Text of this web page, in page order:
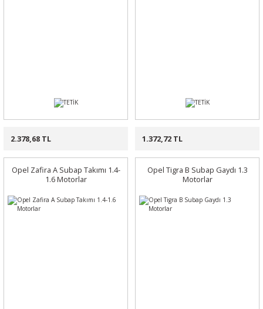
2.378,68 TL 1.372,72 TL
Opel Zafira A Subap Takımı 1.4-
1.6 Motorlar
Opel Tigra B Subap Gaydı 1.3
Motorlar